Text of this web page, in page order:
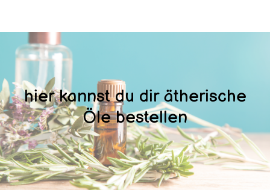
hier kannst du dir ätherische
Öle bestellen